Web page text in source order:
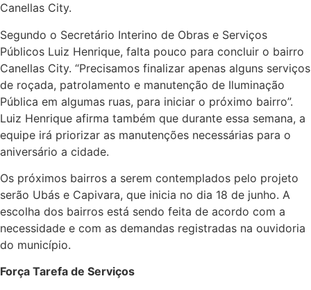
Canellas City.
Segundo o Secretário Interino de Obras e Serviços
Públicos Luiz Henrique, falta pouco para concluir o bairro
Canellas City. “Precisamos finalizar apenas alguns serviços
de roçada, patrolamento e manutenção de Iluminação
Pública em algumas ruas, para iniciar o próximo bairro”.
Luiz Henrique afirma também que durante essa semana, a
equipe irá priorizar as manutenções necessárias para o
aniversário a cidade.
Os próximos bairros a serem contemplados pelo projeto
serão Ubás e Capivara, que inicia no dia 18 de junho. A
escolha dos bairros está sendo feita de acordo com a
necessidade e com as demandas registradas na ouvidoria
do município.
Força Tarefa de Serviços